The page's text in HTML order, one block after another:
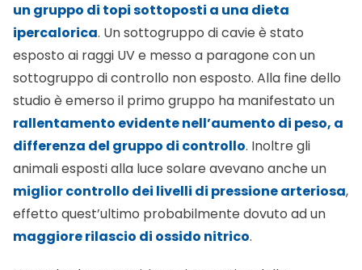
un gruppo di topi sottoposti a una dieta
ipercalorica. Un sottogruppo di cavie è stato
esposto ai raggi UV e messo a paragone con un
sottogruppo di controllo non esposto. Alla fine dello
studio è emerso il primo gruppo ha manifestato un
rallentamento evidente nell’aumento di peso, a
differenza del gruppo di controllo. Inoltre gli
animali esposti alla luce solare avevano anche un
miglior controllo dei livelli di pressione arteriosa,
effetto quest’ultimo probabilmente dovuto ad un
maggiore rilascio di ossido nitrico.